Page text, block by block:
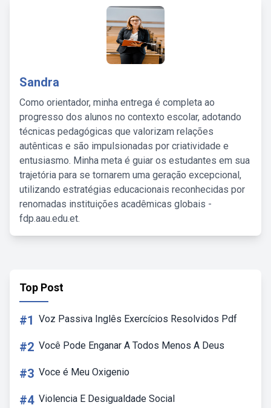
Sandra
Como orientador, minha entrega é completa ao
progresso dos alunos no contexto escolar, adotando
técnicas pedagógicas que valorizam relações
autênticas e são impulsionadas por criatividade e
entusiasmo. Minha meta é guiar os estudantes em sua
trajetória para se tornarem uma geração excepcional,
utilizando estratégias educacionais reconhecidas por
renomadas instituições acadêmicas globais -
fdp.aau.edu.et.
Top Post
#1 Voz Passiva Inglês Exercícios Resolvidos Pdf
#2 Você Pode Enganar A Todos Menos A Deus
#3 Voce é Meu Oxigenio
#4 Violencia E Desigualdade Social